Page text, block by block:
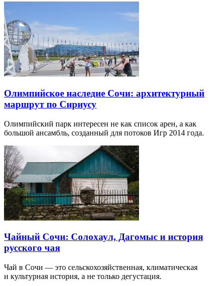
Олимпийское наследие Сочи: архитектурный
маршрут по Сириусу
Олимпийский парк интересен не как список арен, а как
большой ансамбль, созданный для потоков Игр 2014 года.
Чайный Сочи: Солохаул, Дагомыс и история
русского чая
Чай в Сочи — это сельскохозяйственная, климатическая
и культурная история, а не только дегустация.